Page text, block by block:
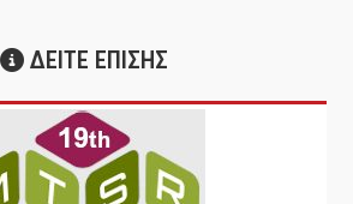
ΔΕΙΤΕ ΕΠΙΣΗΣ